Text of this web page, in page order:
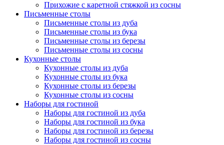
Прихожие с каретной стяжкой из сосны
Письменные столы
Письменные столы из дуба
Письменные столы из бука
Письменные столы из березы
Письменные столы из сосны
Кухонные столы
Кухонные столы из дуба
Кухонные столы из бука
Кухонные столы из березы
Кухонные столы из сосны
Наборы для гостиной
Наборы для гостиной из дуба
Наборы для гостиной из бука
Наборы для гостиной из березы
Наборы для гостиной из сосны